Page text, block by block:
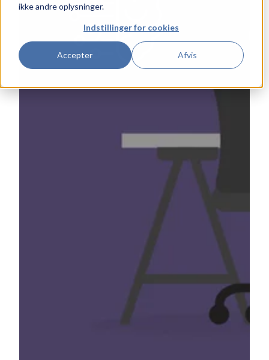
ikke andre oplysninger.
Indstillinger for cookies
Accepter Afvis